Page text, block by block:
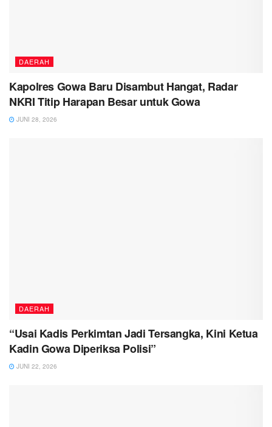
DAERAH
Kapolres Gowa Baru Disambut Hangat, Radar
NKRI Titip Harapan Besar untuk Gowa
JUNI 28, 2026
DAERAH
“Usai Kadis Perkimtan Jadi Tersangka, Kini Ketua
Kadin Gowa Diperiksa Polisi”
JUNI 22, 2026